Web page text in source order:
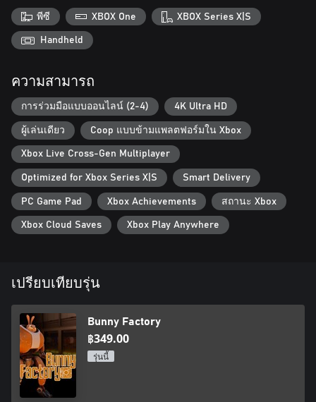
พีซี XBOX One XBOX Series X|S
Handheld
ความสามารถ
การร่วมมือแบบออนไลน์ (2-4) 4K Ultra HD
ผู้เล่นเดียว Coop แบบข้ามแพลตฟอร์มใน Xbox
Xbox Live Cross-Gen Multiplayer
Optimized for Xbox Series X|S Smart Delivery
PC Game Pad Xbox Achievements สถานะ Xbox
Xbox Cloud Saves Xbox Play Anywhere
เปรียบเทียบรุ่น
Bunny Factory
฿349.00
รุ่นนี้